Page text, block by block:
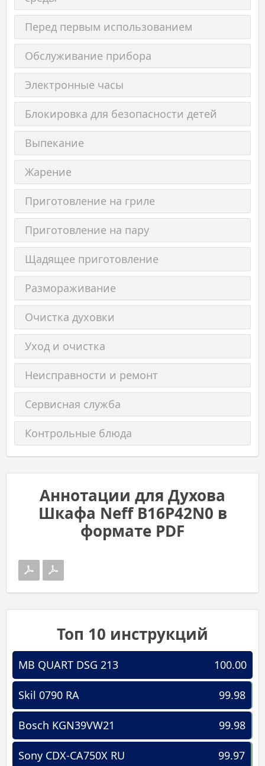
Перед первым использованием
Обслуживание прибора
Электронные часы
Блокировка для безопасности детей
Выпекание
Жарение
Приготовление на гриле
Приготовление на пару
Щадящее приготовление
Размораживание
Очистка духовки
Уход и очистка
Неисправности и ремонт
Сервисная служба
Контрольные блюда
Аннотации для Духова
Шкафа Neff B16P42N0 в
формате PDF
Топ 10 инструкций
100.00
MB QUART DSG 213
99.98
Skil 0790 RA
99.98
Bosch KGN39VW21
99.97
Sony CDX-CA750X RU